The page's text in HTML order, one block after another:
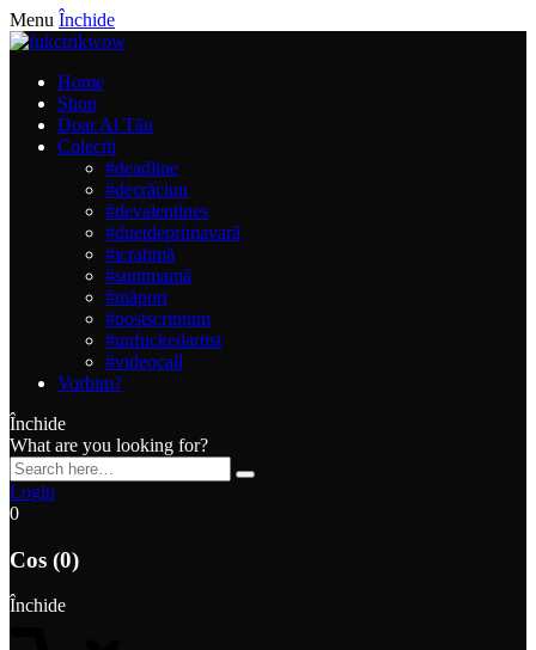
Menu Închide
Home
Shop
Doar Al Tău
Colecții
#deadline
#decrăciun
#devalentines
#duetdeprimavară
#icratimă
#suntmamă
#măport
#postscriptum
#unfuckedartist
#videocall
Vorbim?
Închide
What are you looking for?
Login
0
Cos (0)
Închide